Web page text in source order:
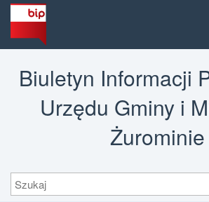
Biuletyn Informacji
Urzędu Gminy i
Żurominie
Szukaj